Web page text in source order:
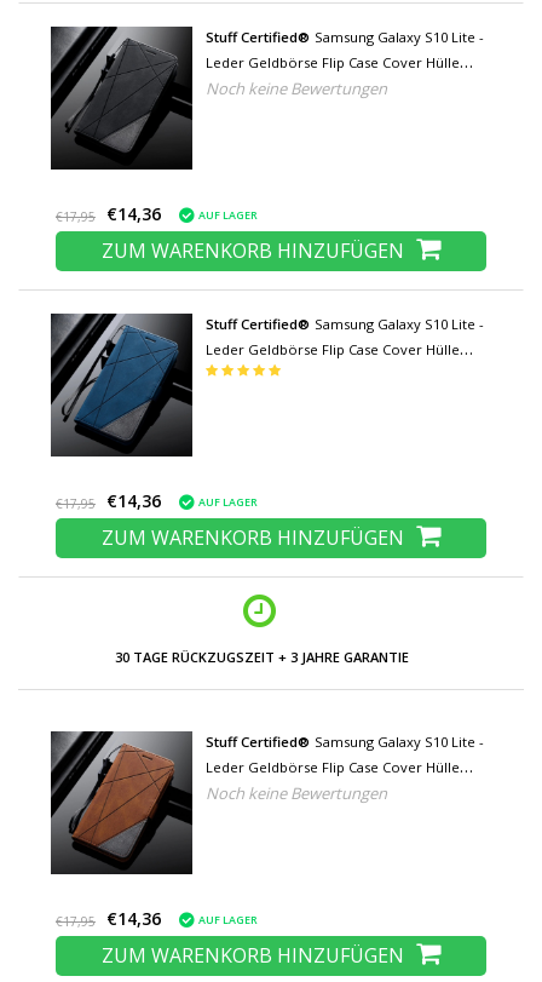
Stuff Certified® Samsung Galaxy S10 Lite -
Leder Geldbörse Flip Case Cover Hülle
Brieftasche Schwarz
Noch keine Bewertungen
€17,95 €14,36 AUF LAGER
ZUM WARENKORB HINZUFÜGEN
Stuff Certified® Samsung Galaxy S10 Lite -
Leder Geldbörse Flip Case Cover Hülle
Brieftasche Blau
€17,95 €14,36 AUF LAGER
ZUM WARENKORB HINZUFÜGEN
Stuff Certified® Samsung Galaxy S10 Lite -
Leder Geldbörse Flip Case Cover Hülle
Brieftasche Braun
Noch keine Bewertungen
€17,95 €14,36 AUF LAGER
ZUM WARENKORB HINZUFÜGEN